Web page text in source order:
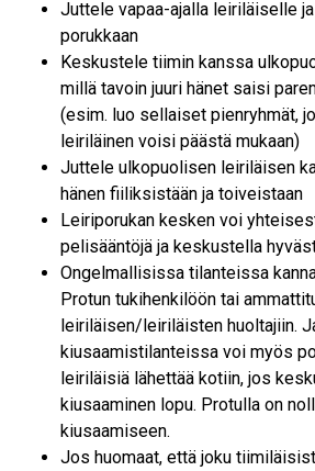
Juttele vapaa-ajalla leiriläiselle
porukkaan
Keskustele tiimin kanssa
millä tavoin juuri hänet saisi
(esim. luo sellaiset pienryhmät,
leiriläinen voisi päästä mukaan)
Juttele ulkopuolisen leiriläisen
hänen fiiliksistään ja toiveistaan
Leiriporukan kesken voi
pelisääntöjä ja keskustella
Ongelmallisissa tilanteissa
Protun tukihenkilöön tai
leiriläisen/leiriläisten huoltajiin.
kiusaamistilanteissa voi myös
leiriläisiä lähettää kotiin, jos
kiusaaminen lopu. Protulla on
kiusaamiseen.
Jos huomaat, että joku